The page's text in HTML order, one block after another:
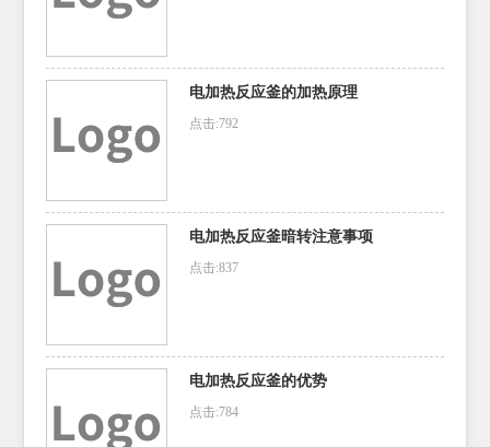
电加热反应釜的加热原理
点击:792
电加热反应釜暗转注意事项
点击:837
电加热反应釜的优势
点击:784